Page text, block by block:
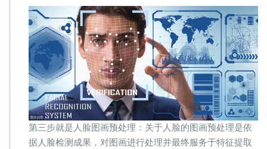
第三步就是人脸图画预处理：关于人脸的图画预处理是依
据人脸检测成果，对图画进行处理并最终服务于特征提取